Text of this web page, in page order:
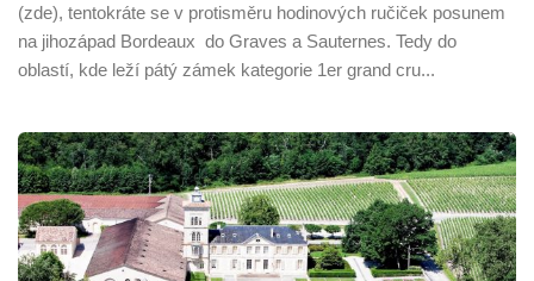
(zde), tentokráte se v protisměru hodinových ručiček posunem
na jihozápad Bordeaux do Graves a Sauternes. Tedy do
oblastí, kde leží pátý zámek kategorie 1er grand cru...